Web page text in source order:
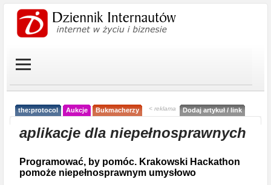
the:protocol Aukcje Bukmacherzy < reklama Dodaj artykuł / link
aplikacje dla niepełnosprawnych
Programować, by pomóc. Krakowski Hackathon
pomoże niepełnosprawnym umysłowo